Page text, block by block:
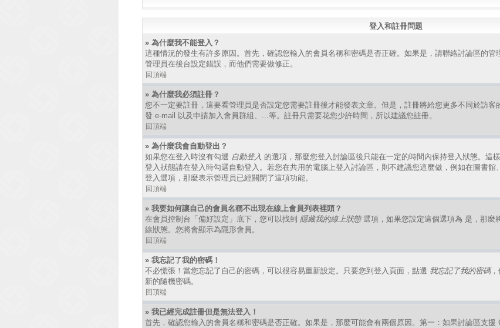
登入和註冊問題
» 為什麼我不能登入？
這種情況的發生有許多原因。首先，確認您輸入的會員名稱和密碼是否正確。如果是，請聯絡討論區的
管理員在後台設定錯誤，而他們需要做修正。
回頂端
» 為什麼我必須註冊？
您不一定要註冊，這要看管理員是否設定您需要註冊後才能發表文章。但是，註冊將給您更多不同於訪
發 e-mail 以及申請加入會員群組、...等。註冊只需要花您少許時間，所以建議您註冊。
回頂端
» 為什麼我會自動登出？
如果您在登入時沒有勾選 自動登入 的選項，那麼您登入討論區後只能在一定的時間內保持登入狀態。這
登入狀態請在登入時勾選自動登入。若您在共用的電腦上登入討論區，則不建議您這麼做，例如在圖書
登入選項，那麼表示管理員已經關閉了這項功能。
回頂端
» 我要如何讓自己的會員名稱不出現在線上會員列表裡頭？
在會員控制台「偏好設定」底下，您可以找到 隱藏我的線上狀態選項，如果您設定這個選項為 是 ，那麼
線狀態。您將會顯示為隱形會員。
回頂端
» 我忘記了我的密碼！
不必慌張！當您忘記了自己的密碼，可以很容易重新設定。只要您到登入頁面，點選 我忘記了我的密碼，
新的隨機密碼。
回頂端
» 我已經完成註冊但是無法登入！
首先，確認您輸入的會員名稱和密碼是否正確。如果是，那麼可能會有兩個原因。第一：如果討論區支